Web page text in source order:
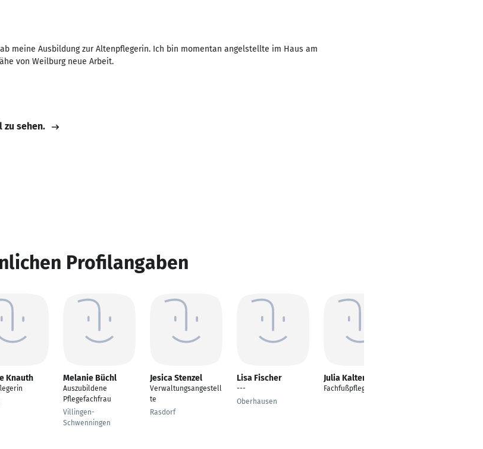
meine Ausbildung zur Altenpflegerin. Ich bin momentan angelstellte im Haus am
von Weilburg neue Arbeit.
zu sehen.
Profilangaben
Knauth Melanie Büchl
Auszubildene
Pflegefachfrau
Villingen-
Schwenningen
Jesica Stenzel
Verwaltungsangestell
te
Rasdorf
Lisa Fischer
---
Oberhausen
Julia Kaltenbach
Fachfußpflegerin